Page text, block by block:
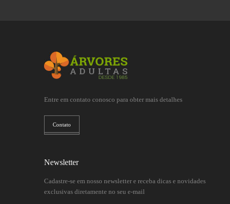
Entre em contato conosco para obter mais detalhes
Contato
Newsletter
Cadastre-se em nosso newsletter e receba dicas e novidades
exclusivas diretamente no seu e-mail